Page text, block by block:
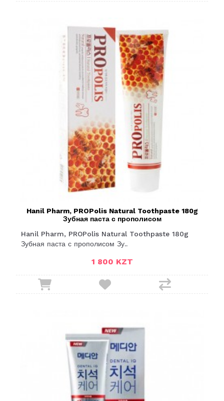
Hanil Pharm, PROPolis Natural Toothpaste 180g
Зубная паста с прополисом
Hanil Pharm, PROPolis Natural Toothpaste 180g
Зубная паста с прополисом Зу..
1 800 KZT